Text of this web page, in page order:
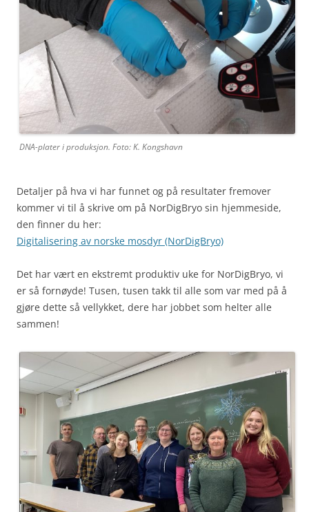
DNA-plater i produksjon. Foto: K. Kongshavn
Detaljer på hva vi har funnet og på resultater fremover
kommer vi til å skrive om på NorDigBryo sin hjemmeside,
den finner du her:
Digitalisering av norske mosdyr (NorDigBryo)
Det har vært en ekstremt produktiv uke for NorDigBryo, vi
er så fornøyde! Tusen, tusen takk til alle som var med på å
gjøre dette så vellykket, dere har jobbet som helter alle
sammen!